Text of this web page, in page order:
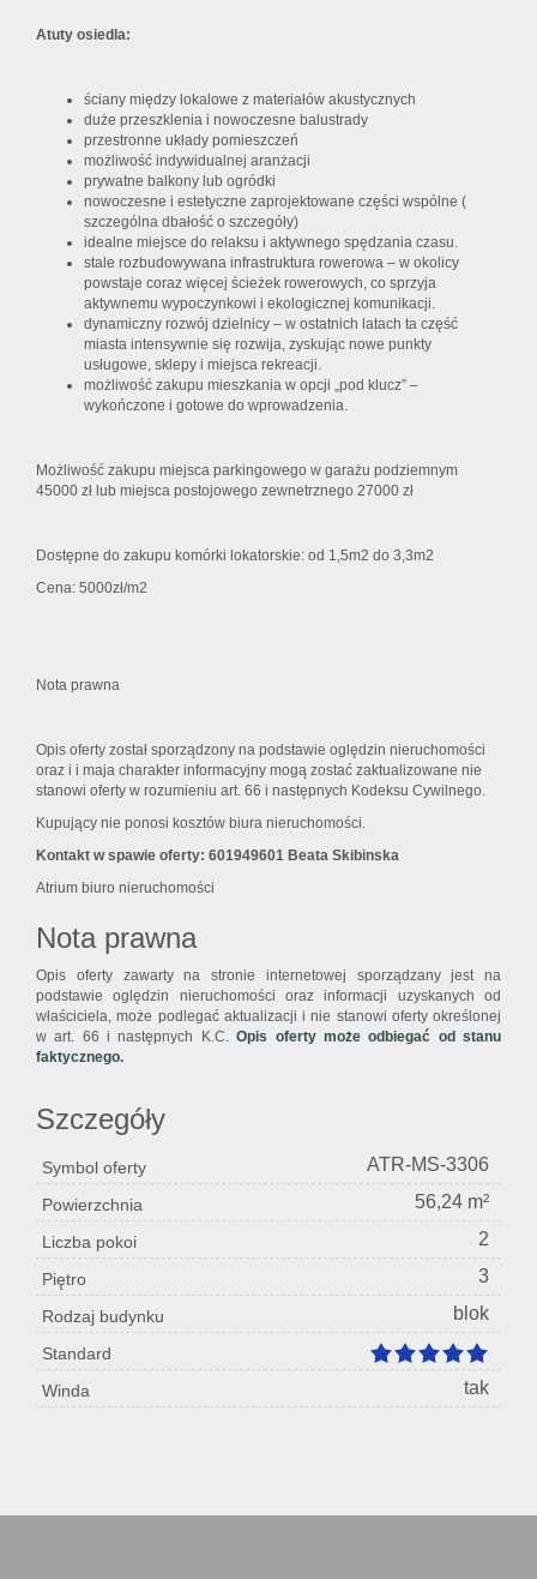
Atuty osiedla:
ściany między lokalowe z materiałów akustycznych
duże przeszklenia i nowoczesne balustrady
przestronne układy pomieszczeń
możliwość indywidualnej aranżacji
prywatne balkony lub ogródki
nowoczesne i estetyczne zaprojektowane części wspólne (
szczególna dbałość o szczegóły)
idealne miejsce do relaksu i aktywnego spędzania czasu.
stale rozbudowywana infrastruktura rowerowa – w okolicy
powstaje coraz więcej ścieżek rowerowych, co sprzyja
aktywnemu wypoczynkowi i ekologicznej komunikacji.
dynamiczny rozwój dzielnicy – w ostatnich latach ta część
miasta intensywnie się rozwija, zyskując nowe punkty
usługowe, sklepy i miejsca rekreacji.
możliwość zakupu mieszkania w opcji „pod klucz” –
wykończone i gotowe do wprowadzenia.
Możliwość zakupu miejsca parkingowego w garażu podziemnym
45000 zł lub miejsca postojowego zewnetrznego 27000 zł
Dostępne do zakupu komórki lokatorskie: od 1,5m2 do 3,3m2
Cena: 5000zł/m2
Nota prawna
Opis oferty został sporządzony na podstawie oględzin nieruchomości
oraz i i maja charakter informacyjny mogą zostać zaktualizowane nie
stanowi oferty w rozumieniu art. 66 i następnych Kodeksu Cywilnego.
Kupujący nie ponosi kosztów biura nieruchomości.
Kontakt w spawie oferty: 601949601 Beata Skibinska
Atrium biuro nieruchomości
Nota prawna
Opis oferty zawarty na stronie internetowej sporządzany jest na
podstawie oględzin nieruchomości oraz informacji uzyskanych od
właściciela, może podlegać aktualizacji i nie stanowi oferty określonej
w art. 66 i następnych K.C.Opis oferty może odbiegać od stanu
faktycznego.
Szczegóły
Symbol oferty ATR-MS-3306
Powierzchnia 56,24 m²
Liczba pokoi 2
Piętro 3
Rodzaj budynku blok
Standard
Winda
tak